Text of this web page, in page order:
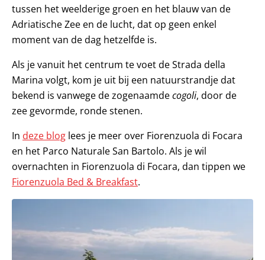
tussen het weelderige groen en het blauw van de
Adriatische Zee en de lucht, dat op geen enkel
moment van de dag hetzelfde is.
Als je vanuit het centrum te voet de Strada della
Marina volgt, kom je uit bij een natuurstrandje dat
bekend is vanwege de zogenaamdecogoli, door de
zee gevormde, ronde stenen.
In deze blog lees je meer over Fiorenzuola di Focara
en het Parco Naturale San Bartolo. Als je wil
overnachten in Fiorenzuola di Focara, dan tippen we
Fiorenzuola Bed & Breakfast.